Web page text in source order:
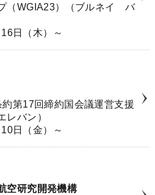
（WGIA23）（ブルネイ バ
日（木）～
第17回締約国会議運営支援
バン）
日（金）～
空研究開発機構